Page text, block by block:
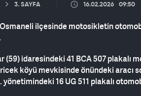
3. SAYFA 16.02.2026 09:50
ilçesinde motosikletin
(59) idaresindeki 41 BCA 507 plakalı
köyü mevkisinde önündeki aracı
yönetimindeki 16 UG 511 plakalı